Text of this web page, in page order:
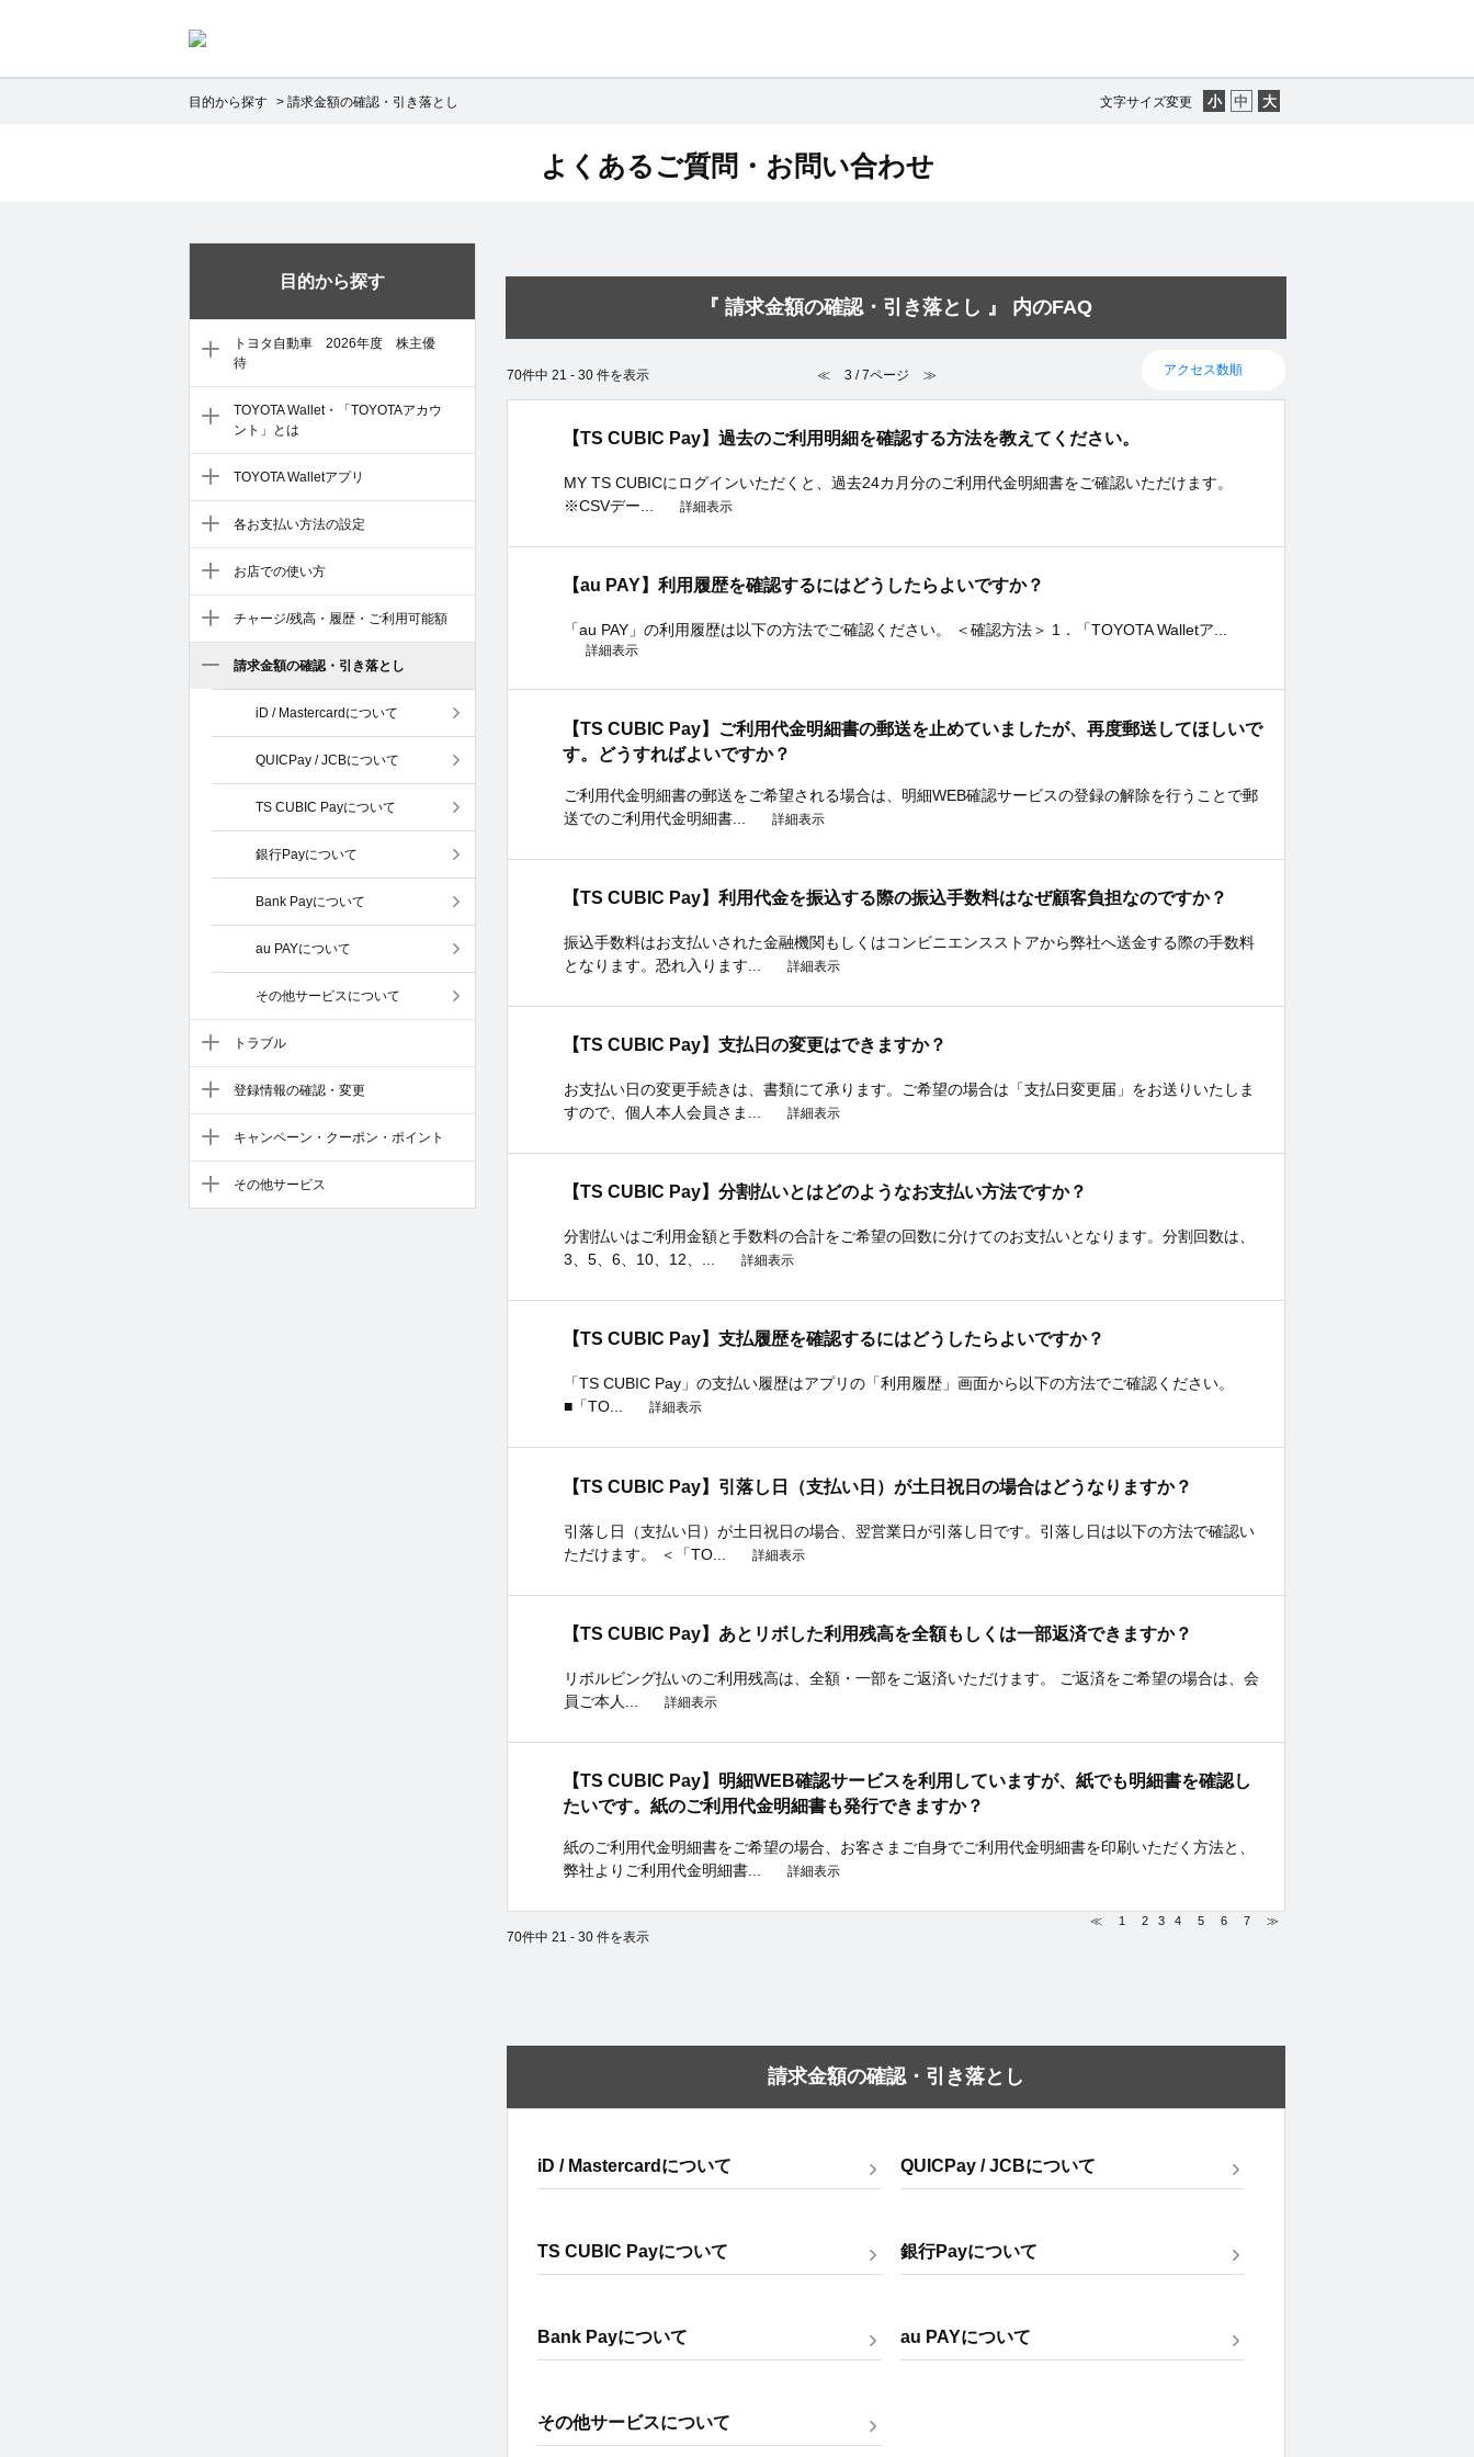
文字サイズ変更
目的から探す > 請求金額の確認・引き落とし
目的から探す
トヨタ自動車 2026年度 株主優
待
TOYOTA Wallet・「TOYOTAアカウ
ント」とは
TOYOTA Walletアプリ
各お支払い方法の設定
お店での使い方
チャージ/残高・履歴・ご利用可能額
請求金額の確認・引き落とし
iD / Mastercardについて
QUICPay / JCBについて
TS CUBIC Payについて
銀行Payについて
Bank Payについて
au PAYについて
その他サービスについて
トラブル
登録情報の確認・変更
キャンペーン・クーポン・ポイント
その他サービス
よくあるご質問・お問い合わせ
『 請求金額の確認・引き落とし 』 内のFAQ
70件中 21 - 30 件を表示 ≪ 3 / 7ページ ≫
【TS CUBIC Pay】過去のご利用明細を確認する方法を教えてください。
MY TS CUBICにログインいただくと、過去24カ月分のご利用代金明細書をご確認いただけます。
※CSVデー...
詳細表示
【au PAY】利用履歴を確認するにはどうしたらよいですか？
「au PAY」の利用履歴は以下の方法でご確認ください。 ＜確認方法＞ 1．「TOYOTA Walletア...
詳細表示
【TS CUBIC Pay】ご利用代金明細書の郵送を止めていましたが、再度郵送してほしいで
す。どうすればよいですか？
ご利用代金明細書の郵送をご希望される場合は、明細WEB確認サービスの登録の解除を行うことで郵
送でのご利用代金明細書...
詳細表示
【TS CUBIC Pay】利用代金を振込する際の振込手数料はなぜ顧客負担なのですか？
振込手数料はお支払いされた金融機関もしくはコンビニエンスストアから弊社へ送金する際の手数料
となります。恐れ入ります...
詳細表示
【TS CUBIC Pay】支払日の変更はできますか？
お支払い日の変更手続きは、書類にて承ります。ご希望の場合は「支払日変更届」をお送りいたしま
すので、個人本人会員さま...
詳細表示
【TS CUBIC Pay】分割払いとはどのようなお支払い方法ですか？
分割払いはご利用金額と手数料の合計をご希望の回数に分けてのお支払いとなります。分割回数は、
3、5、6、10、12、...
詳細表示
【TS CUBIC Pay】支払履歴を確認するにはどうしたらよいですか？
「TS CUBIC Pay」の支払い履歴はアプリの「利用履歴」画面から以下の方法でご確認ください。
■「TO...
詳細表示
【TS CUBIC Pay】引落し日（支払い日）が土日祝日の場合はどうなりますか？
引落し日（支払い日）が土日祝日の場合、翌営業日が引落し日です。引落し日は以下の方法で確認い
ただけます。 ＜「TO...
詳細表示
【TS CUBIC Pay】あとリボした利用残高を全額もしくは一部返済できますか？
リボルビング払いのご利用残高は、全額・一部をご返済いただけます。 ご返済をご希望の場合は、会
員ご本人...
詳細表示
【TS CUBIC Pay】明細WEB確認サービスを利用していますが、紙でも明細書を確認し
たいです。紙のご利用代金明細書も発行できますか？
紙のご利用代金明細書をご希望の場合、お客さまご自身でご利用代金明細書を印刷いただく方法と、
弊社よりご利用代金明細書...
詳細表示
70件中 21 - 30 件を表示
≪ 1 2 3 4 5 6 7 ≫
請求金額の確認・引き落とし
iD / Mastercardについて QUICPay / JCBについて
TS CUBIC Payについて 銀行Payについて
Bank Payについて au PAYについて
その他サービスについて